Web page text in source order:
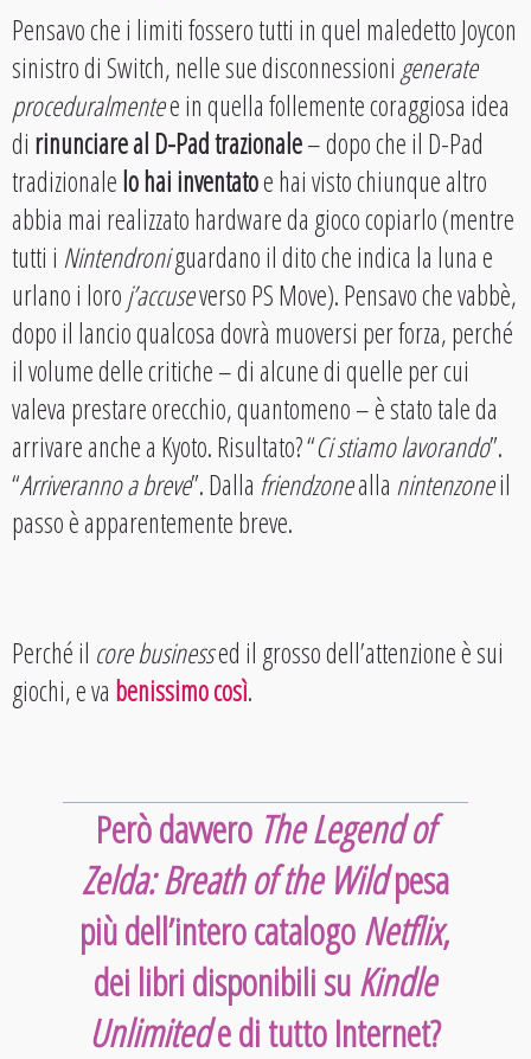
Pensavo che i limiti fossero tutti in quel maledetto Joycon
sinistro di Switch, nelle sue disconnessioni generate
proceduralmentee in quella follemente coraggiosa idea
di rinunciare al D-Pad trazionale– dopo che il D-Pad
tradizionalelo hai inventatoe hai visto chiunque altro
abbia mai realizzato hardware da gioco copiarlo (mentre
tutti i Nintendroniguardano il dito che indica la luna e
urlano i loroj’accuseverso PS Move). Pensavo che vabbè,
dopo il lancio qualcosa dovrà muoversi per forza, perché
il volume delle critiche – di alcune di quelle per cui
valeva prestare orecchio, quantomeno – è stato tale da
arrivare anche a Kyoto. Risultato? “Ci stiamo lavorando”.
“Arriveranno a breve”. Dalla friendzonealla nintenzoneil
passo è apparentemente breve.
Perché il core businessed il grosso dell’attenzione è sui
giochi, e va benissimo così.
Però davvero The Legend of
Zelda: Breath of the Wildpesa
più dell’intero catalogoNetflix,
dei libri disponibili suKindle
Unlimitede di tutto Internet?